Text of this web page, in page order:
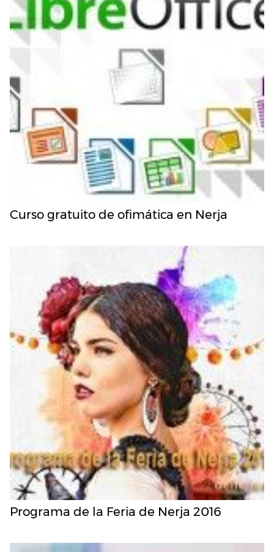
Curso gratuito de ofimática en Nerja
Programa de la Feria de Nerja 2016